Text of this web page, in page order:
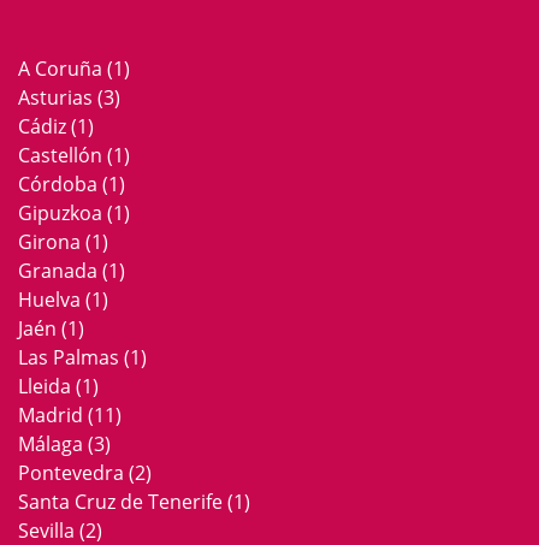
A Coruña (1)
Asturias (3)
Cádiz(1)
Castellón (1)
Córdoba (1)
Gipuzkoa (1)
Girona (1)
Granada (1)
Huelva (1)
Jaén (1)
Las Palmas (1)
Lleida (1)
Madrid (11)
Málaga (3)
Pontevedra (2)
Santa Cruz de Tenerife(1)
Sevilla (2)